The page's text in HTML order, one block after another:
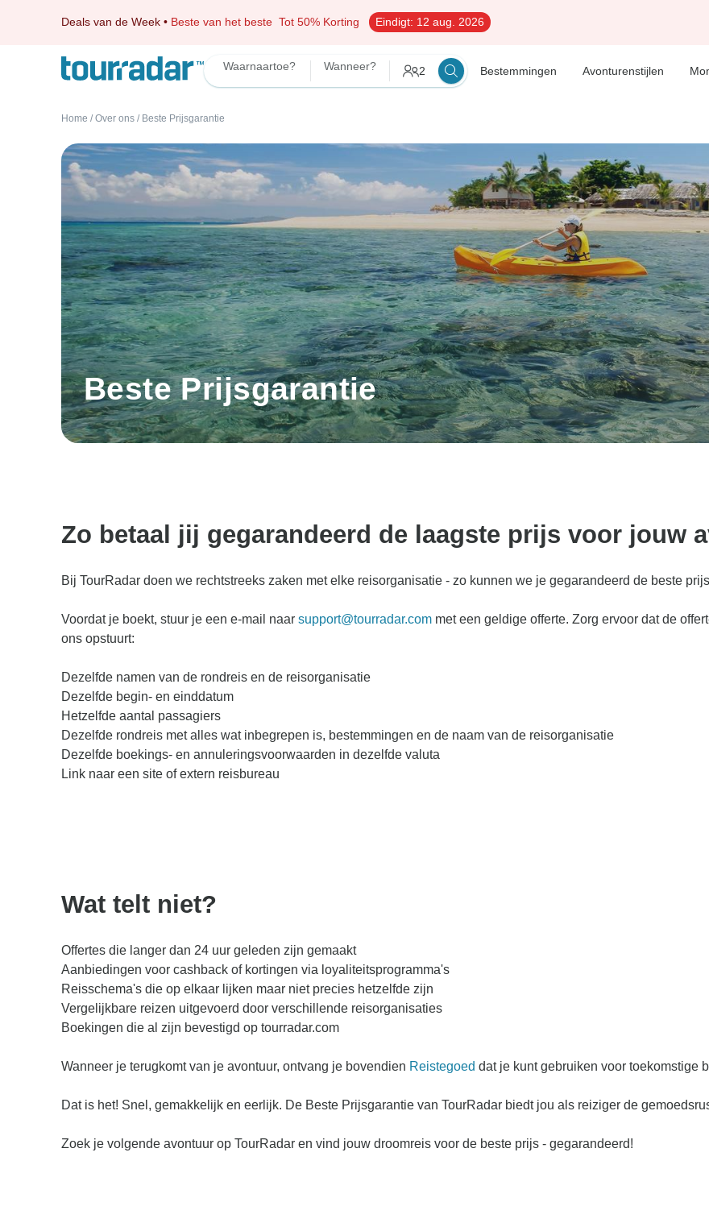
Deals van de Week • Beste van het beste Tot 50% Korting Eindigt: 12 aug. 2026
Waarnaartoe? Wanneer? 2 Bestemmingen Avonturenstijlen
Home / Over ons / Beste Prijsgarantie
Beste Prijsgarantie
Zo betaal jij gegarandeerd de laagste prijs voor jouw
Bij TourRadar doen we rechtstreeks zaken met elke reisorganisatie - zo kunnen we je gegarandeerd de beste
Voordat je boekt, stuur je een e-mail naar support@tourradar.com met een geldige offerte. Zorg ervoor dat de
ons opstuurt:
Dezelfde namen van de rondreis en de reisorganisatie
Dezelfde begin- en einddatum
Hetzelfde aantal passagiers
Dezelfde rondreis met alles wat inbegrepen is, bestemmingen en de naam van de reisorganisatie
Dezelfde boekings- en annuleringsvoorwaarden in dezelfde valuta
Link naar een site of extern reisbureau
Wat telt niet?
Offertes die langer dan 24 uur geleden zijn gemaakt
Aanbiedingen voor cashback of kortingen via loyaliteitsprogramma's
Reisschema's die op elkaar lijken maar niet precies hetzelfde zijn
Vergelijkbare reizen uitgevoerd door verschillende reisorganisaties
Boekingen die al zijn bevestigd op tourradar.com
Wanneer je terugkomt van je avontuur, ontvang je bovendien Reistegoed dat je kunt gebruiken voor toekomstige
Dat is het! Snel, gemakkelijk en eerlijk. De Beste Prijsgarantie van TourRadar biedt jou als reiziger de
Zoek je volgende avontuur op TourRadar en vind jouw droomreis voor de beste prijs - gegarandeerd!